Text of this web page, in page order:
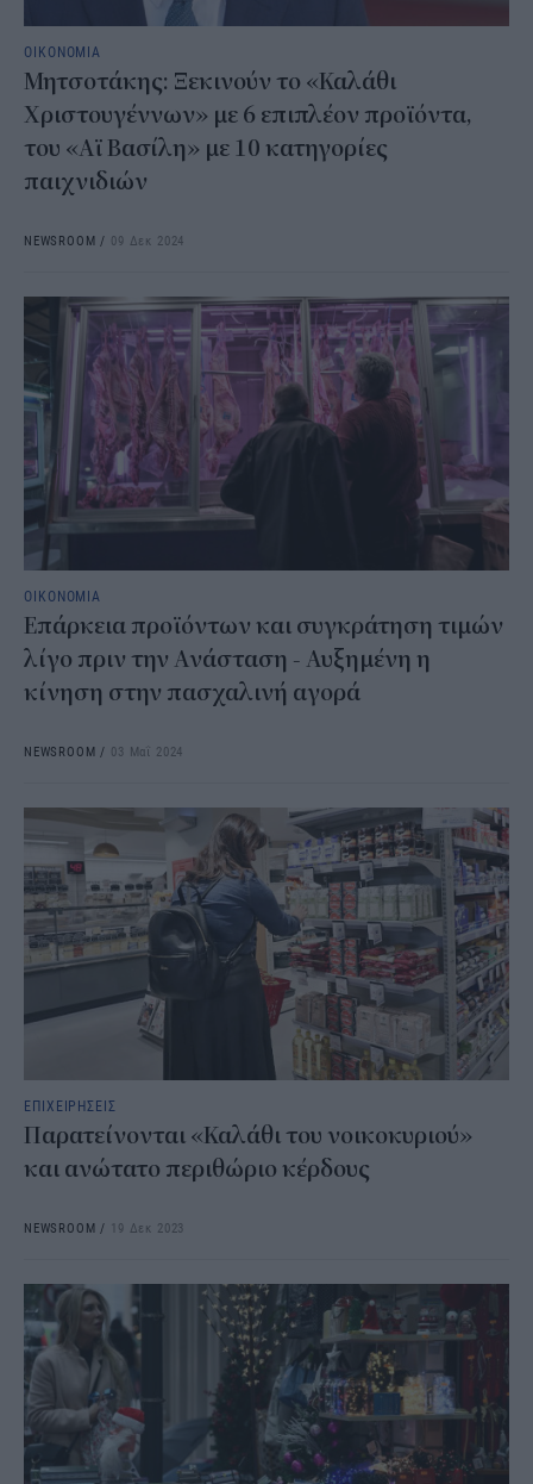
ΟΙΚΟΝΟΜΙΑ
Μητσοτάκης: Ξεκινούν το «Καλάθι
Χριστουγέννων» με 6 επιπλέον προϊόντα,
του «Αϊ Βασίλη» με 10 κατηγορίες
παιχνιδιών
NEWSROOM / 09 Δεκ 2024
ΟΙΚΟΝΟΜΙΑ
Επάρκεια προϊόντων και συγκράτηση τιμών
λίγο πριν την Ανάσταση - Αυξημένη η
κίνηση στην πασχαλινή αγορά
NEWSROOM / 03 Μαΐ 2024
ΕΠΙΧΕΙΡΗΣΕΙΣ
Παρατείνονται «Καλάθι του νοικοκυριού»
και ανώτατο περιθώριο κέρδους
NEWSROOM / 19 Δεκ 2023